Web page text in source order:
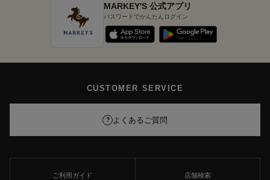
MARKEY'S 公式アプリ
パスワードでかんたんログイン
CUSTOMER SERVICE
? よくあるご質問
ご利用ガイド 店舗検索